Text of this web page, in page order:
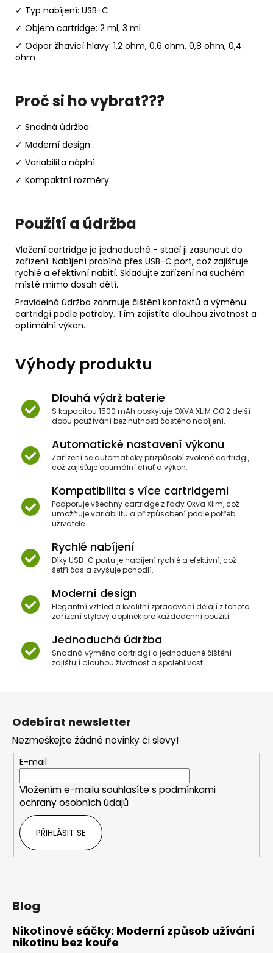
✓ Typ nabíjení: USB-C
✓ Objem cartridge: 2 ml, 3 ml
✓ Odpor žhavicí hlavy: 1,2 ohm, 0,6 ohm, 0,8 ohm, 0,4
ohm
Proč si ho vybrat???
✓ Snadná údržba
✓ Moderní design
✓ Variabilita náplní
✓ Kompaktní rozměry
Použití a údržba
Vložení cartridge je jednoduché - stačí ji zasunout do
zařízení. Nabíjení probíhá přes USB-C port, což zajišťuje
rychlé a efektivní nabití. Skladujte zařízení na suchém
místě mimo dosah dětí.
Pravidelná údržba zahrnuje čištění kontaktů a výměnu
cartridgí podle potřeby. Tím zajistíte dlouhou životnost a
optimální výkon.
Výhody produktu
Dlouhá výdrž baterie
S kapacitou 1500 mAh poskytuje OXVA XLIM GO 2 delší
dobu používání bez nutnosti častého nabíjení.
Automatické nastavení výkonu
Zařízení se automaticky přizpůsobí zvolené cartridgi,
což zajišťuje optimální chuť a výkon.
Kompatibilita s více cartridgemi
Podporuje všechny cartridge z řady Oxva Xlim, což
umožňuje variabilitu a přizpůsobení podle potřeb
uživatele.
Rychlé nabíjení
Díky USB-C portu je nabíjení rychlé a efektivní, což
šetří čas a zvyšuje pohodlí.
Moderní design
Elegantní vzhled a kvalitní zpracování dělají z tohoto
zařízení stylový doplněk pro každodenní použití.
Jednoduchá údržba
Snadná výměna cartridgí a jednoduché čištění
zajišťují dlouhou životnost a spolehlivost.
Z
Odebírat newsletter
Nezmeškejte žádné novinky či slevy!
E-mail
Vložením e-mailu souhlasíte s podmínkami
ochrany osobních údajů
PŘIHLÁSIT SE
Blog
Nikotinové sáčky: Moderní způsob užívání
nikotinu bez kouře